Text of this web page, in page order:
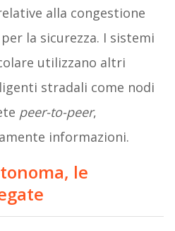
alla congestione
la sicurezza. I sistemi
utilizzano altri
stradali come nodi
peer-to-peer,
informazioni.
le